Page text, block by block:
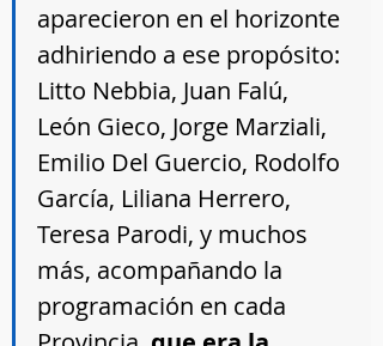
aparecieron en el horizonte
adhiriendo a ese propósito:
Litto Nebbia, Juan Falú,
León Gieco, Jorge Marziali,
Emilio Del Guercio, Rodolfo
García, Liliana Herrero,
Teresa Parodi, y muchos
más, acompañando la
programación en cada